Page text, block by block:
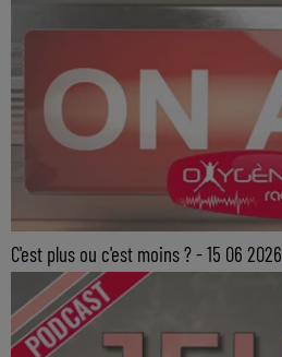
C'est plus ou c'est moins ? - 15 06 2026